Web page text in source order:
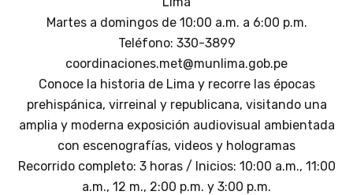
Martes a domingos de 10:00 a.m. a 6:00 p.m.
Teléfono: 330-3899
coordinaciones.met@munlima.gob.pe
Conoce la historia de Lima y recorre las épocas
prehispánica, virreinal y republicana, visitando una
amplia y moderna exposición audiovisual ambientada
con escenografías, videos y hologramas
Recorrido completo: 3 horas / Inicios: 10:00 a.m., 11:00
a.m., 12 m., 2:00 p.m. y 3:00 p.m.